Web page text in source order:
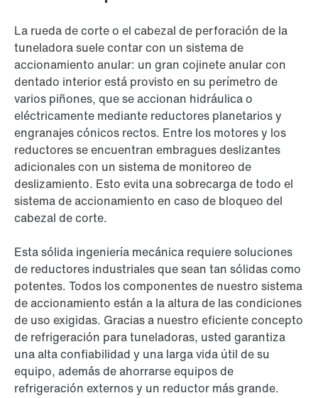
La rueda de corte o el cabezal de perforación de la
tuneladora suele contar con un sistema de
accionamiento anular: un gran cojinete anular con
dentado interior está provisto en su perímetro de
varios piñones, que se accionan hidráulica o
eléctricamente mediante reductores planetarios y
engranajes cónicos rectos. Entre los motores y los
reductores se encuentran embragues deslizantes
adicionales con un sistema de monitoreo de
deslizamiento. Esto evita una sobrecarga de todo el
sistema de accionamiento en caso de bloqueo del
cabezal de corte.
Esta sólida ingeniería mecánica requiere soluciones
de reductores industriales que sean tan sólidas como
potentes. Todos los componentes de nuestro sistema
de accionamiento están a la altura de las condiciones
de uso exigidas. Gracias a nuestro eficiente concepto
de refrigeración para tuneladoras, usted garantiza
una alta confiabilidad y una larga vida útil de su
equipo, además de ahorrarse equipos de
refrigeración externos y un reductor más grande.